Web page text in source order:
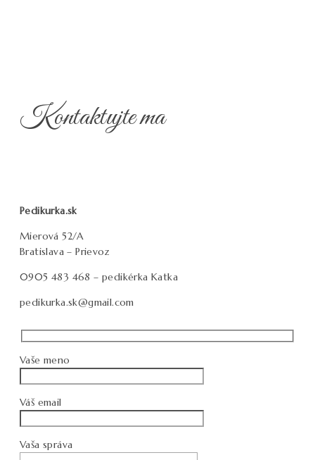
Kontaktujtema
Pedikurka.sk
Mierová 52/A
Bratislava – Prievoz
0905 483 468 – pedikérka Katka
pedikurka.sk@gmail.com
Vaše meno
Váš email
Vaša správa